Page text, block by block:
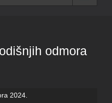
odmora
2024.